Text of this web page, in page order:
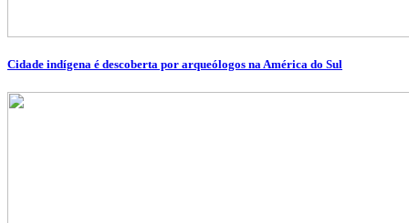
Cidade indígena é descoberta por arqueólogos na América do Sul